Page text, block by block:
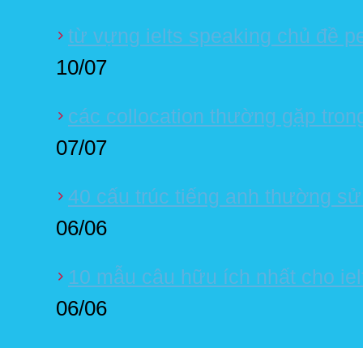
từ vựng ielts speaking chủ đề
10/07
các collocation thường gặp
07/07
40 cấu trúc tiếng anh thường
06/06
10 mẫu câu hữu ích nhất cho
06/06